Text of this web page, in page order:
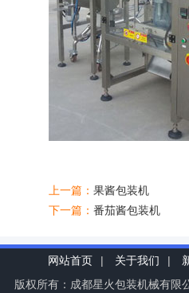
上一篇： 果酱包装机
下一篇： 番茄酱包装机
网站首页 | 关于我们 |
版权所有：成都星火包装机械有限